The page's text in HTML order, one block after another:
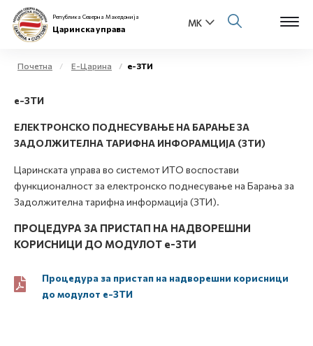
За нас
Бизнис заедница
Е-Царина
Медиа центар
Контакт
Република Северна Македонија
Царинска управа
Почетна Е-Царина е-ЗТИ
е-ЗТИ
ЕЛЕКТРОНСКО ПОДНЕСУВАЊЕ НА БАРАЊЕ ЗА
ЗАДОЛЖИТЕЛНА ТАРИФНА ИНФОРАМЦИЈА (ЗТИ)
Царинската управа во системот ИТO воспостави
функционалност за електронско поднесување на Барања за
Задолжителна тарифна информација (ЗТИ).
ПРОЦЕДУРА ЗА ПРИСТАП НА НАДВОРЕШНИ
КОРИСНИЦИ ДО МОДУЛОТ е-ЗТИ
Процедура за пристап на надворешни корисници
до модулот е-ЗТИ